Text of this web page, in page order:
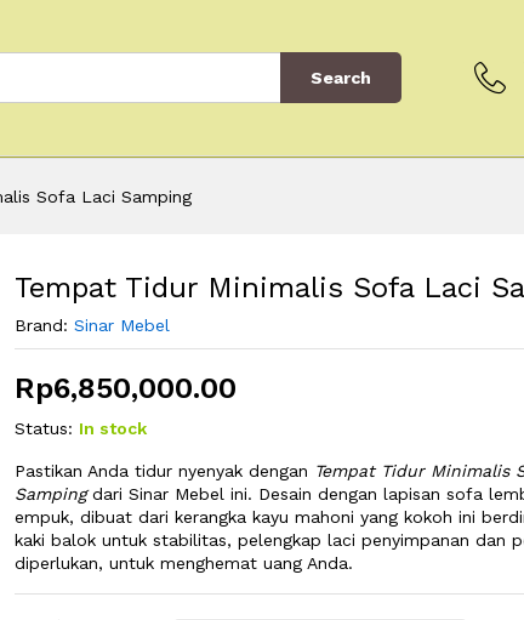
Search
Sofa Laci Samping
Tempat Tidur Minimalis Sofa Laci
Brand: Sinar Mebel
Rp6,850,000.00
Status: In stock
Pastikan Anda tidur nyenyak dengan Tempat Tidur Minimalis
Sampingdari Sinar Mebel ini. Desain dengan lapisan sofa
empuk, dibuat dari kerangka kayu mahoni yang kokoh ini
kaki balok untuk stabilitas, pelengkap laci penyimpanan dan
diperlukan, untuk menghemat uang Anda.